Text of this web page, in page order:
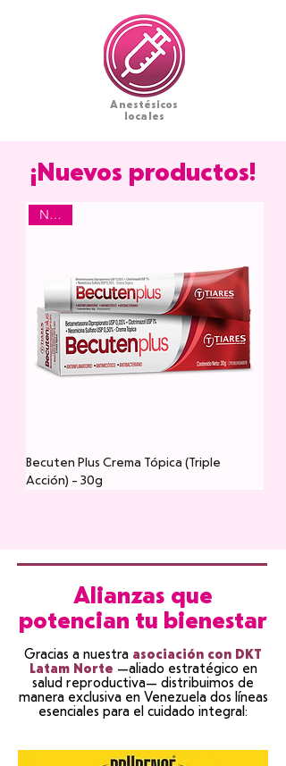
Anestésicos
locales
¡Nuevos productos!
Nuevo
Becuten Plus Crema Tópica (Triple
Acción) - 30g
Betaskin Crema Tópica (Betametasona
Clobeskin Crema Tópica (Clobetasol
Ketoconazol Crema Tópica (BP 2%) -
Ketoconazol Champú (BP 2%) -
Ketogel Gel Tópico (Ketoprofeno 2.5%)
Lidocaína Gel (Clorhidrato BP 2%) -
Micotrin Polvo Medicado para Pies
Muproskin Ungüento (Mupirocina USP
Protoskin Crema Tópica (Sulfadiazina de
Bacitracina Zinc USP (500 U.I./g) -
Terbifeet Crema Tópica (Terbinafina 1%)
Clinda Skin (Clindamicina 1% Gel Tópico)
Heparoid Gel Tópico (Heparina Sódica
Alianzas que
potencian tu bienestar
Gracias a nuestra asociación con DKT
Latam Norte —aliado estratégico en
salud reproductiva— distribuimos de
manera exclusiva en Venezuela dos líneas
esenciales para el cuidado integral: